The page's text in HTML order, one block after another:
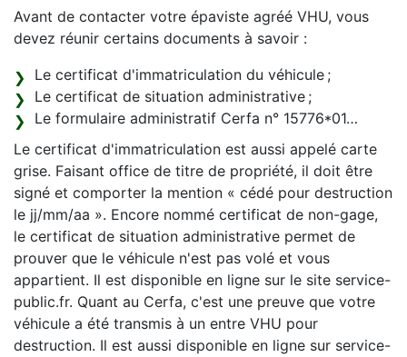
Avant de contacter votre épaviste agréé VHU, vous
devez réunir certains documents à savoir :
Le certificat d'immatriculation du véhicule ;
Le certificat de situation administrative ;
Le formulaire administratif Cerfa n° 15776*01…
Le certificat d'immatriculation est aussi appelé carte
grise. Faisant office de titre de propriété, il doit être
signé et comporter la mention « cédé pour destruction
le jj/mm/aa ». Encore nommé certificat de non-gage,
le certificat de situation administrative permet de
prouver que le véhicule n'est pas volé et vous
appartient. Il est disponible en ligne sur le site service-
public.fr. Quant au Cerfa, c'est une preuve que votre
véhicule a été transmis à un entre VHU pour
destruction. Il est aussi disponible en ligne sur service-